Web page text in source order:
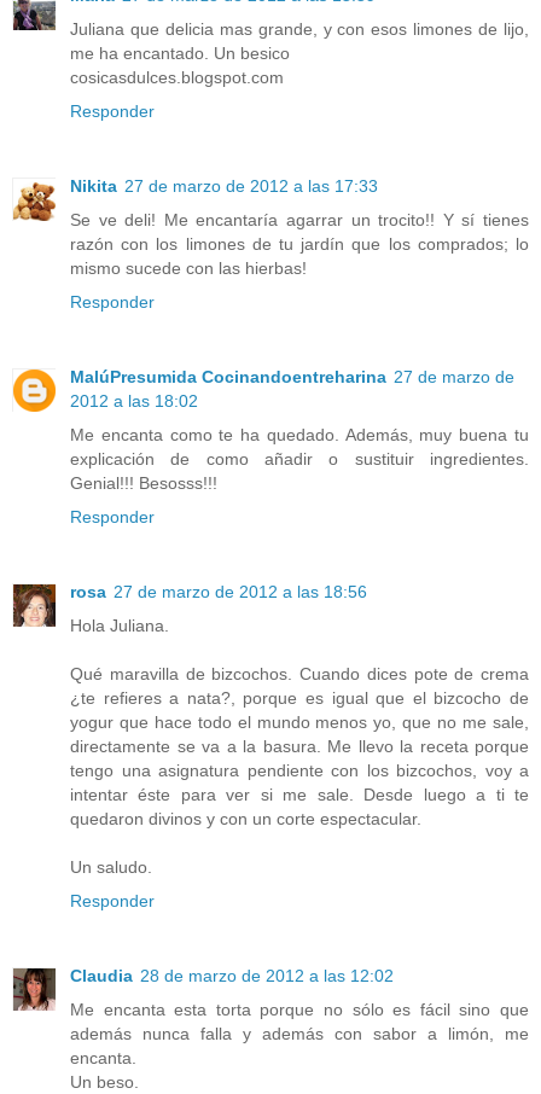
Juliana que delicia mas grande, y con esos limones de lijo,
me ha encantado. Un besico
cosicasdulces.blogspot.com
Responder
Nikita 27 de marzo de 2012 a las 17:33
Se ve deli! Me encantaría agarrar un trocito!! Y sí tienes
razón con los limones de tu jardín que los comprados; lo
mismo sucede con las hierbas!
Responder
MalúPresumida Cocinandoentreharina 27 de marzo de
2012 a las 18:02
Me encanta como te ha quedado. Además, muy buena tu
explicación de como añadir o sustituir ingredientes.
Genial!!! Besosss!!!
Responder
rosa 27 de marzo de 2012 a las 18:56
Hola Juliana.
Qué maravilla de bizcochos. Cuando dices pote de crema
¿te refieres a nata?, porque es igual que el bizcocho de
yogur que hace todo el mundo menos yo, que no me sale,
directamente se va a la basura. Me llevo la receta porque
tengo una asignatura pendiente con los bizcochos, voy a
intentar éste para ver si me sale. Desde luego a ti te
quedaron divinos y con un corte espectacular.
Un saludo.
Responder
Claudia 28 de marzo de 2012 a las 12:02
Me encanta esta torta porque no sólo es fácil sino que
además nunca falla y además con sabor a limón, me
encanta.
Un beso.